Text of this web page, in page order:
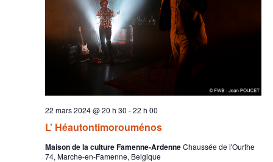
L’ Héautontimorouménos
22 mars 2024 @ 20 h 30 -22 h 00
Maison de la culture Famenne-ArdenneChaussée de l'Ourthe
74, Marche-en-Famenne, Belgique